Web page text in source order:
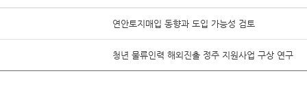
연안토지매입 동향과 도입 가능성 검토
청년 물류인력 해외진출 정주 지원사업 구상 연구